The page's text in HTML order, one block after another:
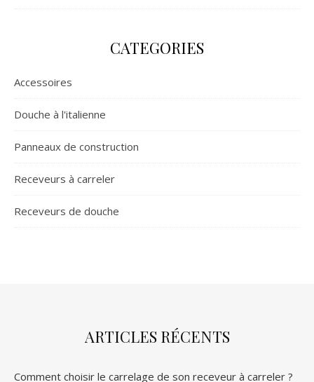
CATEGORIES
Accessoires
Douche à l'italienne
Panneaux de construction
Receveurs à carreler
Receveurs de douche
ARTICLES RÉCENTS
Comment choisir le carrelage de son receveur à carreler ?